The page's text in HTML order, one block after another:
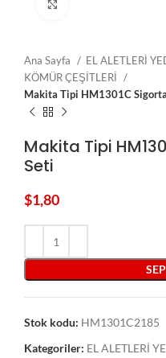
Ana Sayfa
EL ALETLERİ
KÖMÜR ÇEŞİTLERİ
Makita Tipi HM1301C
Makita Tipi
Seti
$1,80
Stok kodu: HM1301C2185
Kategoriler: EL ALETLERİ